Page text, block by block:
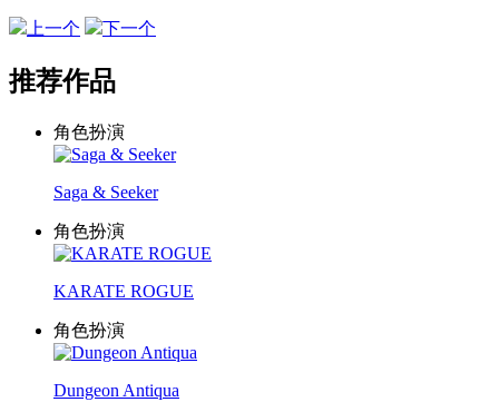
上一个 下一个
推荐作品
角色扮演
Saga & Seeker
角色扮演
KARATE ROGUE
角色扮演
Dungeon Antiqua